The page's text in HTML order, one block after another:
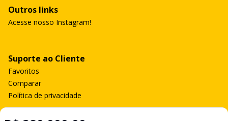
Outros links
Acesse nosso Instagram!
Suporte ao Cliente
Favoritos
Comparar
Política de privacidade